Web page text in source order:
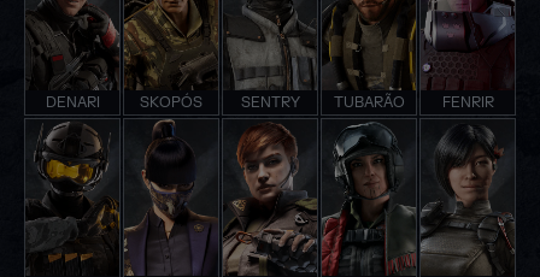
DENARI SKOPÓS SENTRY TUBARÃO FENRIR